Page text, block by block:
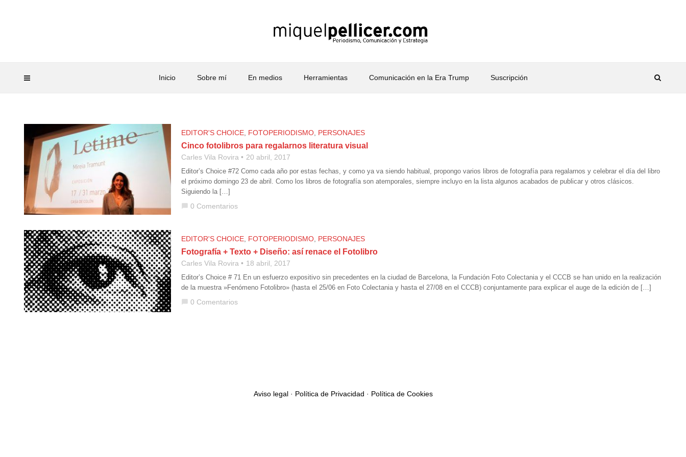
Inicio Sobre mí En medios Herramientas Comunicación en la Era Trump Suscripción
EDITOR'S CHOICE FOTOPERIODISMO PERSONAJES
Cinco fotolibros para regalarnos literatura visual
Carles Vila Rovira 20 abril, 2017
Editor’s Choice #72 Como cada año por estas fechas, y como ya va siendo habitual, propongo varios libros de fotografía para regalarnos y celebrar el día del libro
el próximo domingo 23 de abril. Como los libros de fotografía son atemporales, siempre incluyo en la lista algunos acabados de publicar y otros clásicos.
Siguiendo la […]
chat_bubble 0 Comentarios
EDITOR'S CHOICE FOTOPERIODISMO PERSONAJES
Fotografía + Texto + Diseño: así renace el Fotolibro
Carles Vila Rovira 18 abril, 2017
Editor’s Choice # 71 En un esfuerzo expositivo sin precedentes en la ciudad de Barcelona, la Fundación Foto Colectania y el CCCB se han unido en la realización
de la muestra »Fenómeno Fotolibro» (hasta el 25/06 en Foto Colectania y hasta el 27/08 en el CCCB) conjuntamente para explicar el auge de la edición de […]
0 Comentarios
Aviso legal· Política de Privacidad · Política de Cookies